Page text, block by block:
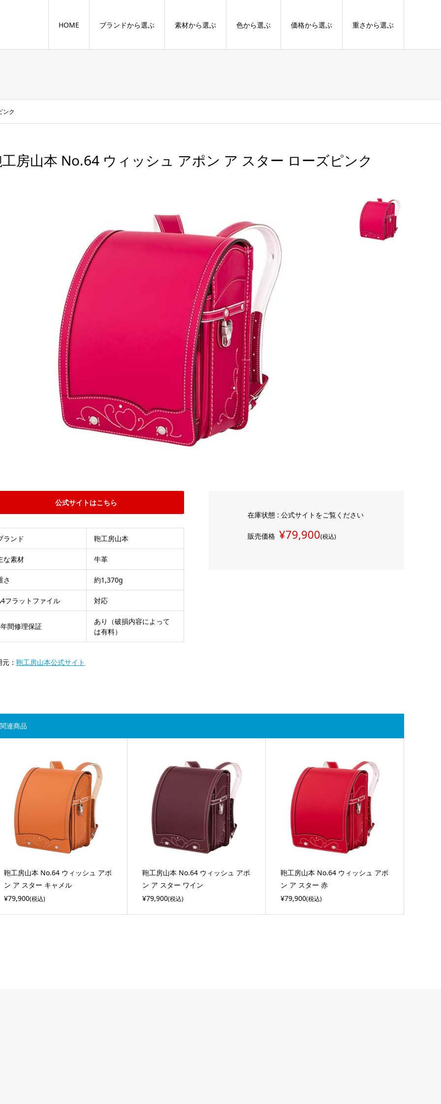
HOME ブランドから選ぶ 素材から選ぶ 色から選ぶ 価格から選ぶ 重さから選ぶ
ンク
房山本 No.64 ウィッシュ アポン ア スター ローズピンク
公式サイトはこちら
ランド 鞄工房山本
な素材 牛革
さ 約1,370g
フラットファイル 対応
間修理保証
あり（破損内容によって
は有料）
： 鞄工房山本公式サイト
在庫状態 : 公式サイトをご覧ください
販売価格 ¥79,900(税込)
連商品
鞄工房山本 No.64 ウィッシュ アポ
ン ア スター キャメル
¥79,900(税込)
鞄工房山本 No.64 ウィッシュ アポ
ン ア スター ワイン
¥79,900(税込)
鞄工房山本 No.64 ウィッシュ アポ
ン ア スター 赤
¥79,900(税込)